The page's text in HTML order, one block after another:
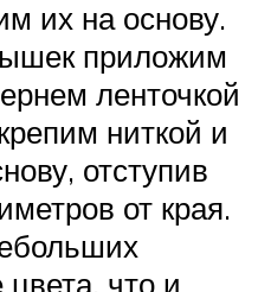
их на основу.
приложим
ленточкой
ниткой и
отступив
от края.
цвета, что и